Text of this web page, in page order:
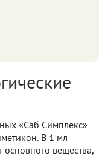
«Саб Симплекс»
В 1 мл
основного вещества,